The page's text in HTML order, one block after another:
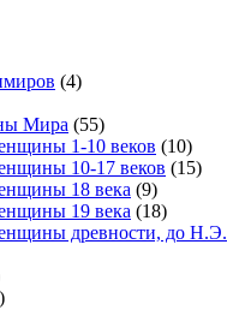
(4)
Мира (55)
1-10 веков (10)
10-17 веков (15)
18 века (9)
19 века (18)
древности, до Н.Э.